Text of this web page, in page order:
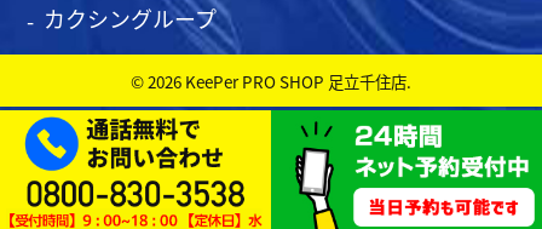
カクシングループ
© 2026 KeePer PRO SHOP 足立千住店.